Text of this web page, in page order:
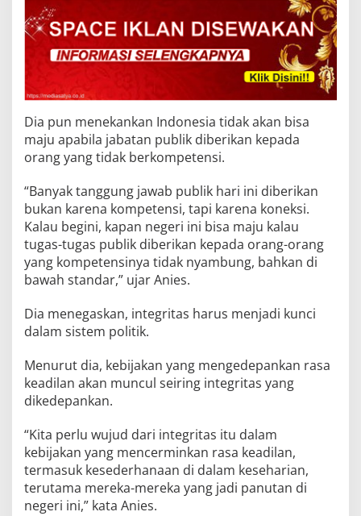
Dia pun menekankan Indonesia tidak akan bisa
maju apabila jabatan publik diberikan kepada
orang yang tidak berkompetensi.
“Banyak tanggung jawab publik hari ini diberikan
bukan karena kompetensi, tapi karena koneksi.
Kalau begini, kapan negeri ini bisa maju kalau
tugas-tugas publik diberikan kepada orang-orang
yang kompetensinya tidak nyambung, bahkan di
bawah standar,” ujar Anies.
Dia menegaskan, integritas harus menjadi kunci
dalam sistem politik.
Menurut dia, kebijakan yang mengedepankan rasa
keadilan akan muncul seiring integritas yang
dikedepankan.
“Kita perlu wujud dari integritas itu dalam
kebijakan yang mencerminkan rasa keadilan,
termasuk kesederhanaan di dalam keseharian,
terutama mereka-mereka yang jadi panutan di
negeri ini,” kata Anies.